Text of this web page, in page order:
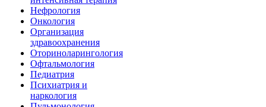
Нефрология
Онкология
Организация
здравоохранения
Оториноларингология
Офтальмология
Педиатрия
Психиатрия и
наркология